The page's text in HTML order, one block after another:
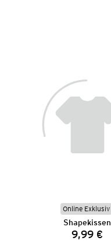
Online Exklusiv
Shapekissen
Preis:
9,99 €